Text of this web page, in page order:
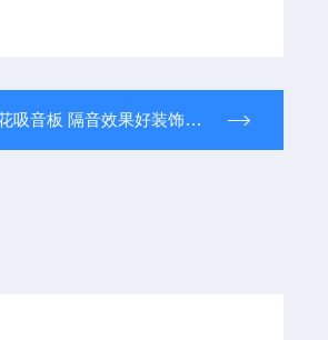
板 隔音效果好装饰性强批量供应